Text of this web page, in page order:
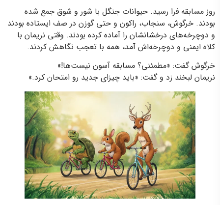
روز مسابقه فرا رسید. حیوانات جنگل با شور و شوق جمع شده
بودند. خرگوش، سنجاب، راکون و حتی گوزن در صف ایستاده بودند
و دوچرخه‌های درخشانشان را آماده کرده بودند. وقتی نریمان با
کلاه ایمنی و دوچرخه‌اش آمد، همه با تعجب نگاهش کردند.
خرگوش گفت: «مطمئنی؟ مسابقه آسون نیست‌ها!»
نریمان لبخند زد و گفت: «باید چیزای جدید رو امتحان کرد.»